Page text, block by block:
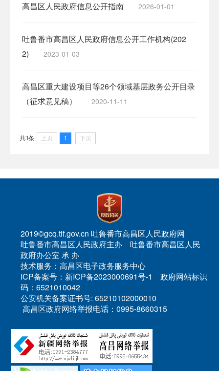
高昌区人民政府信息公开指南 2026-01-01
吐鲁番市高昌区人民政府信息公开工作机构(202
2)
2023-01-03
高昌区重大建设项目等26个领域基层政务公开目录
（征求意见稿）
2020-11-11
共3条 上页 1 下页
2019©gcq.tlf.gov.cn 吐鲁番市高昌区人民政府网
吐鲁番市高昌区人民政府主办 吐鲁番市高昌区人民
政府办公室 承 办
技术服务：高昌区电子政务服务中心
ICP备案号：新ICP备2023000691号-1 政府网站标识
码：6521010042
公安机关备案证书号: 65210102000010
高昌区政府网络举报电话：0995-8660315